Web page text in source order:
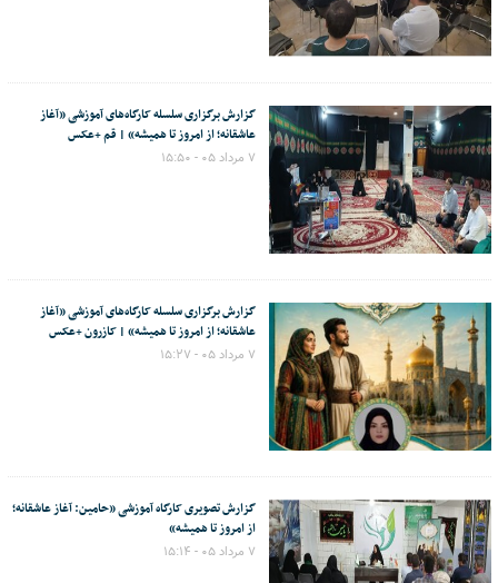
گزارش برگزاری سلسله کارگاه‌های آموزشی «آغاز
عاشقانه؛ از امروز تا همیشه» | قم +عکس
۷ مرداد ۰۵ - ۱۵:۵۰
گزارش برگزاری سلسله کارگاه‌های آموزشی «آغاز
عاشقانه؛ از امروز تا همیشه» | کازرون +عکس
۷ مرداد ۰۵ - ۱۵:۲۷
گزارش تصویری کارگاه آموزشی «حامین: آغاز عاشقانه؛
از امروز تا همیشه»
۷ مرداد ۰۵ - ۱۵:۱۴